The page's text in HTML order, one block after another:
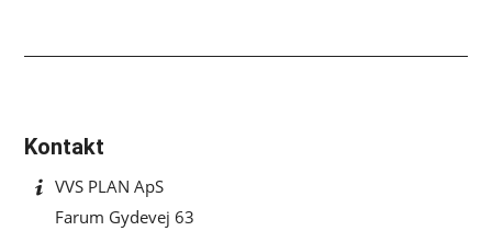
Kontakt
VVS PLAN ApS
Farum Gydevej 63